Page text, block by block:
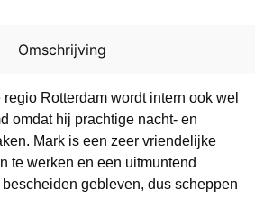
Omschrijving
Rotterdam wordt intern ook wel
omdat hij prachtige nacht- en
Mark is een zeer vriendelijke
te werken en een uitmuntend
gebleven, dus scheppen